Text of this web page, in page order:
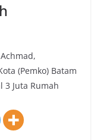
(Pemko) Batam
Juta Rumah